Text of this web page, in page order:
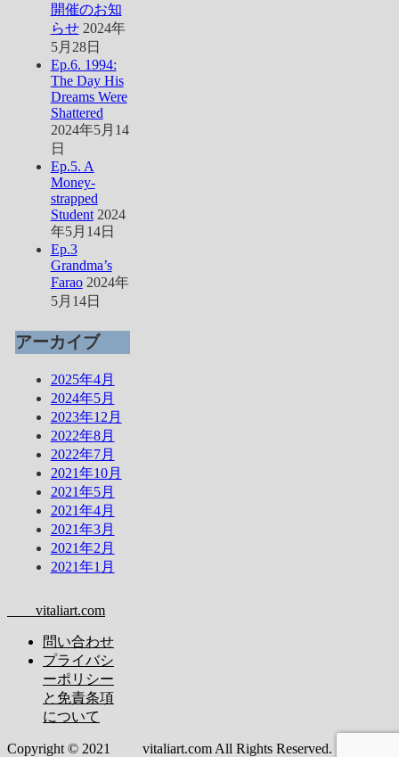
開催のお知
らせ 2024年
5月28日
Ep.6. 1994:
The Day His
Dreams Were
Shattered
2024年5月14
日
Ep.5. A
Money-
strapped
Student 2024
年5月14日
Ep.3
Grandma’s
Farao 2024年
5月14日
アーカイブ
2025年4月
2024年5月
2023年12月
2022年8月
2022年7月
2021年10月
2021年5月
2021年4月
2021年3月
2021年2月
2021年1月
vitaliart.com
問い合わせ
プライバシ
ーポリシー
と免責条項
について
Copyright © 2021 vitaliart.com All Rights Reserved.